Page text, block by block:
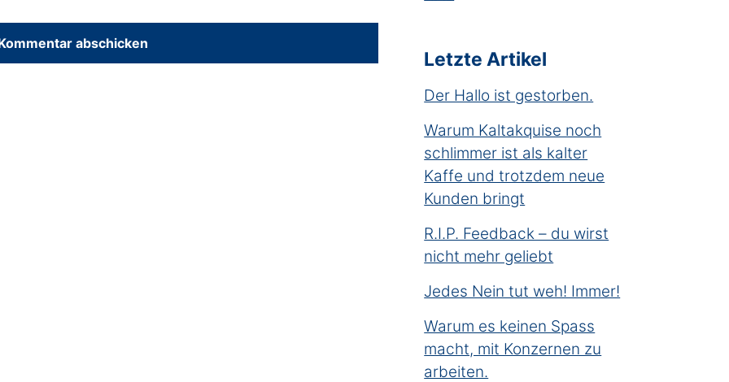
Letzte Artikel
Der Hallo ist gestorben.
Warum Kaltakquise noch
schlimmer ist als kalter
Kaffe und trotzdem neue
Kunden bringt
R.I.P. Feedback – du wirst
nicht mehr geliebt
Jedes Nein tut weh! Immer!
Warum es keinen Spass
macht, mit Konzernen zu
arbeiten.